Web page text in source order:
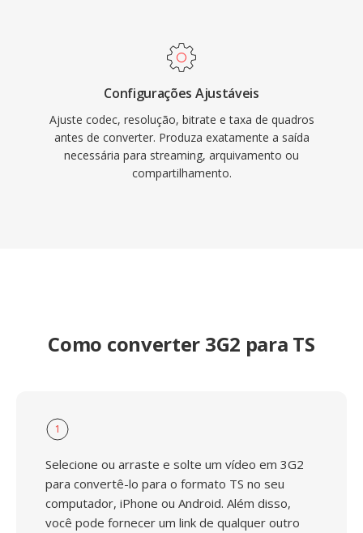
Configurações Ajustáveis
Ajuste codec, resolução, bitrate e taxa de quadros
antes de converter. Produza exatamente a saída
necessária para streaming, arquivamento ou
compartilhamento.
Como converter 3G2 para TS
1
Selecione ou arraste e solte um vídeo em 3G2
para convertê-lo para o formato TS no seu
computador, iPhone ou Android. Além disso,
você pode fornecer um link de qualquer outro